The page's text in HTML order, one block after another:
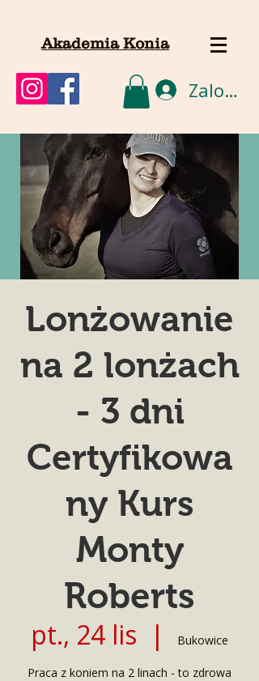
Akademia Konia
Zaloguj
Lonżowanie
na 2 lonżach
- 3 dni
Certyfikowa
ny Kurs
Monty
Roberts
pt., 24 lis
  |
Bukowice
Praca z koniem na 2 linach - to zdrowa